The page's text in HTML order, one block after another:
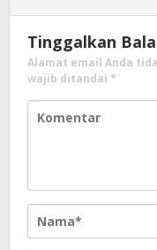
Tinggalkan
Alamat email Anda
wajib ditandai *